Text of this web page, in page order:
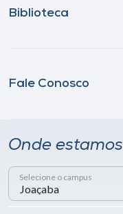
Biblioteca
Fale Conosco
Onde estamos
Selecione o campus